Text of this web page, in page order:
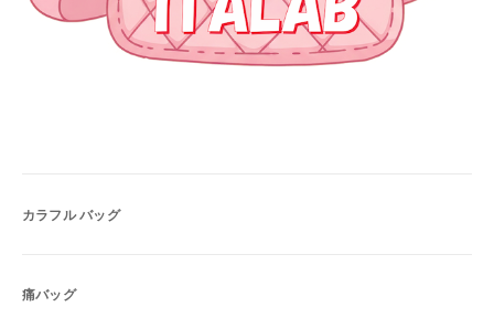
カラフル バッグ
痛バッグ